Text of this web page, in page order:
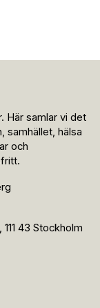
Här samlar vi det
samhället, hälsa
och
43 Stockholm